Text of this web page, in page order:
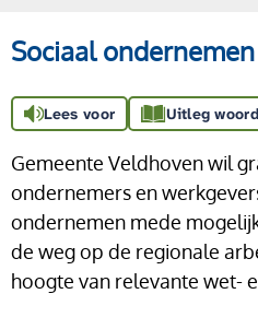
Sociaal ondernemen
Lees voor Uitleg
Gemeente Veldhoven wil
ondernemers en
ondernemen mede
de weg op de regionale
hoogte van relevante wet-